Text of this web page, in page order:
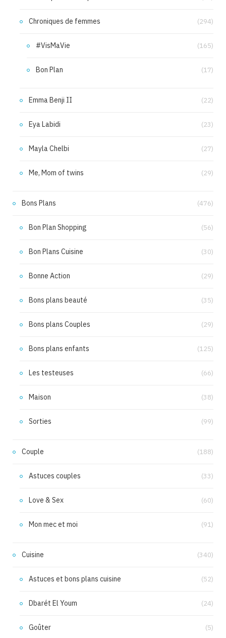
Chroniques de femmes (294)
#VisMaVie (165)
Bon Plan (17)
Emma Benji II (22)
Eya Labidi (23)
Mayla Chelbi (27)
Me, Mom of twins (29)
Bons Plans (476)
Bon Plan Shopping (56)
Bon Plans Cuisine (30)
Bonne Action (29)
Bons plans beauté (35)
Bons plans Couples (29)
Bons plans enfants (125)
Les testeuses (66)
Maison (38)
Sorties (99)
Couple (188)
Astuces couples (33)
Love & Sex (60)
Mon mec et moi (91)
Cuisine (340)
Astuces et bons plans cuisine (52)
Dbarét El Youm (24)
Goûter (5)